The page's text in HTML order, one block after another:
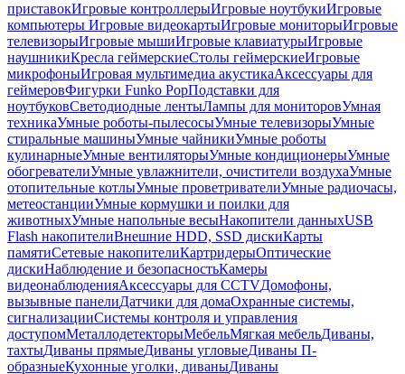
приставокИгровые контроллерыИгровые ноутбукиИгровые
компьютеры Игровые видеокартыИгровые мониторыИгровые
телевизорыИгровые мышиИгровые клавиатурыИгровые
наушникиКресла геймерскиеСтолы геймерскиеИгровые
микрофоныИгровая мультимедиа акустикаАксессуары для
геймеровФигурки Funko PopПодставки для
ноутбуковСветодиодные лентыЛампы для мониторовУмная
техникаУмные роботы-пылесосыУмные телевизорыУмные
стиральные машиныУмные чайникиУмные роботы
кулинарныеУмные вентиляторыУмные кондиционерыУмные
обогревателиУмные увлажнители, очистители воздухаУмные
отопительные котлыУмные проветривателиУмные радиочасы,
метеостанцииУмные кормушки и поилки для
животныхУмные напольные весыНакопители данныхUSB
Flash накопителиВнешние HDD, SSD дискиКарты
памятиСетевые накопителиКартридерыОптические
дискиНаблюдение и безопасностьКамеры
видеонаблюденияАксессуары для CCTVДомофоны,
вызывные панелиДатчики для домаОхранные системы,
сигнализацииСистемы контроля и управления
доступомМеталлодетекторыМебельМягкая мебельДиваны,
тахтыДиваны прямыеДиваны угловыеДиваны П-
образныеКухонные уголки, диваныДиваны